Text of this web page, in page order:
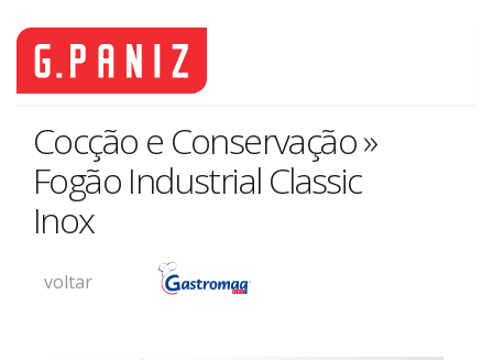
Cocção e Conservação »
Fogão Industrial Classic
Inox
voltar